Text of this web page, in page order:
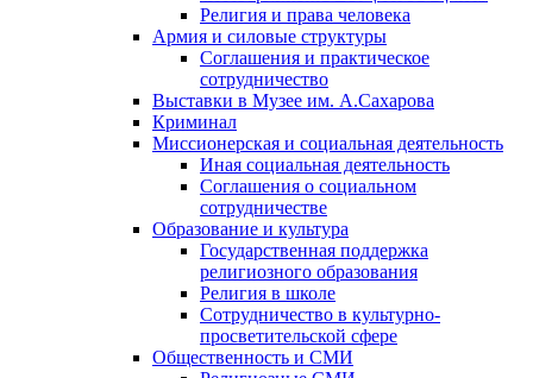
Религия и права человека
Армия и силовые структуры
Соглашения и практическое
сотрудничество
Выставки в Музее им. А.Сахарова
Криминал
Миссионерская и социальная деятельность
Иная социальная деятельность
Соглашения о социальном
сотрудничестве
Образование и культура
Государственная поддержка
религиозного образования
Религия в школе
Сотрудничество в культурно-
просветительской сфере
Общественность и СМИ